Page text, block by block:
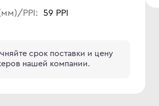
PPI: 59 PPI
срок поставки и цену
нашей компании.